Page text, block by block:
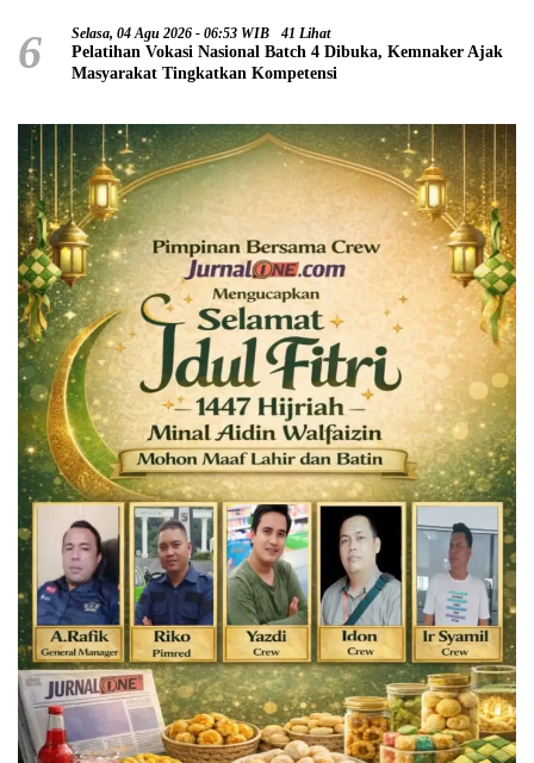
6 Selasa, 04 Agu 2026 - 06:53 WIB 41 Lihat
Pelatihan Vokasi Nasional Batch 4 Dibuka, Kemnaker Ajak
Masyarakat Tingkatkan Kompetensi